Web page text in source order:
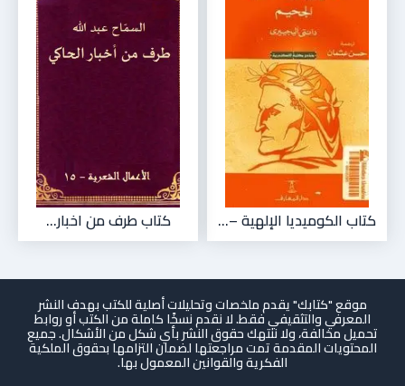
كتاب الكوميديا الإلهية –... كتاب طرف من اخبار...
موقع "كتابك" يقدم ملخصات وتحليلات أصلية للكتب بهدف النشر
المعرفي والتثقيفي فقط. لا نقدم نسخًا كاملة من الكتب أو روابط
تحميل مخالفة، ولا ننتهك حقوق النشر بأي شكل من الأشكال. جميع
المحتويات المقدمة تمت مراجعتها لضمان التزامها بحقوق الملكية
الفكرية والقوانين المعمول بها.